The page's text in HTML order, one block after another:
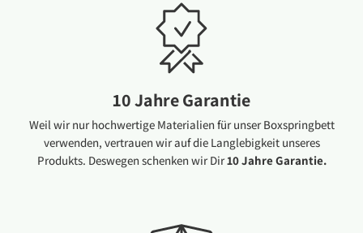
10 Jahre Garantie
Weil wir nur hochwertige Materialien für unser Boxspringbett
verwenden, vertrauen wir auf die Langlebigkeit unseres
Produkts. Deswegen schenken wir Dir10 Jahre Garantie.